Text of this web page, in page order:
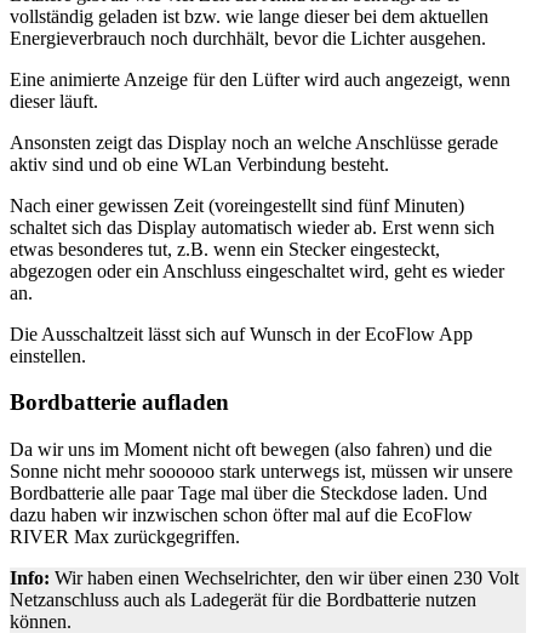
vollständig geladen ist bzw. wie lange dieser bei dem aktuellen
Energieverbrauch noch durchhält, bevor die Lichter ausgehen.
Eine animierte Anzeige für den Lüfter wird auch angezeigt, wenn
dieser läuft.
Ansonsten zeigt das Display noch an welche Anschlüsse gerade
aktiv sind und ob eine WLan Verbindung besteht.
Nach einer gewissen Zeit (voreingestellt sind fünf Minuten)
schaltet sich das Display automatisch wieder ab. Erst wenn sich
etwas besonderes tut, z.B. wenn ein Stecker eingesteckt,
abgezogen oder ein Anschluss eingeschaltet wird, geht es wieder
an.
Die Ausschaltzeit lässt sich auf Wunsch in der EcoFlow App
einstellen.
Bordbatterie aufladen
Da wir uns im Moment nicht oft bewegen (also fahren) und die
Sonne nicht mehr soooooo stark unterwegs ist, müssen wir unsere
Bordbatterie alle paar Tage mal über die Steckdose laden. Und
dazu haben wir inzwischen schon öfter mal auf die EcoFlow
RIVER Max zurückgegriffen.
Info: Wir haben einen Wechselrichter, den wir über einen 230 Volt
Netzanschluss auch als Ladegerät für die Bordbatterie nutzen
können.